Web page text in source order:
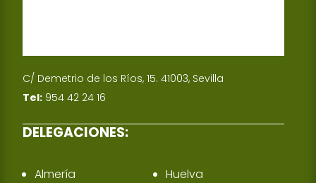
C/ Demetrio de los Ríos, 15. 41003, Sevilla
Tel: 954 42 24 16
DELEGACIONES:
Almería
Huelva